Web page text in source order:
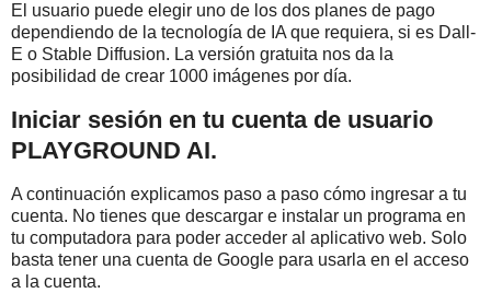
El usuario puede elegir uno de los dos planes de pago
dependiendo de la tecnología de IA que requiera, si es Dall-
E o Stable Diffusion. La versión gratuita nos da la
posibilidad de crear 1000 imágenes por día.
Iniciar sesión en tu cuenta de usuario
PLAYGROUND AI.
A continuación explicamos paso a paso cómo ingresar a tu
cuenta. No tienes que descargar e instalar un programa en
tu computadora para poder acceder al aplicativo web. Solo
basta tener una cuenta de Google para usarla en el acceso
a la cuenta.